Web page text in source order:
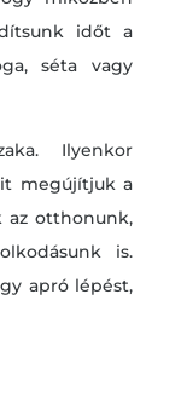
időt a
séta vagy
Ilyenkor
megújítjuk a
az otthonunk,
is.
apró lépést,